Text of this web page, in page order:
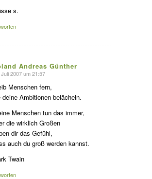
s.
Andreas Günther
2007 um 21:57
Menschen fern,
deine Ambitionen belächeln.
Menschen tun das immer,
die wirklich Großen
dir das Gefühl,
auch du groß werden kannst.
Twain